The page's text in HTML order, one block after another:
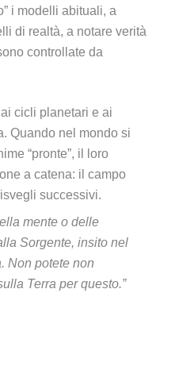
i modelli abituali, a
di realtà, a notare verità
controllate da
cicli planetari e ai
Quando nel mondo si
“pronte”, il loro
a catena: il campo
successivi.
mente o delle
Sorgente, insito nel
Non potete non
Terra per questo.”